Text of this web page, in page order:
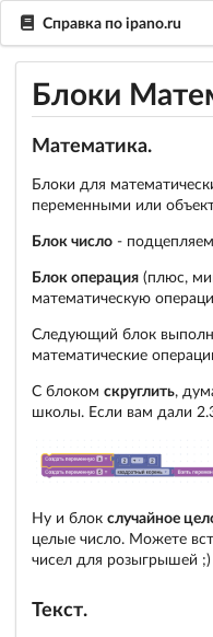
Справка по ipano.ru
Блоки
Математика.
Блоки для
переменными или
Блок число -
Блок операция (плюс,
математическую
Следующий блок
математические
С блоком скруглить,
школы. Если вам дали
Ну и блок случайное
целые число. Можете
чисел для розыгрышей ;)
Текст.